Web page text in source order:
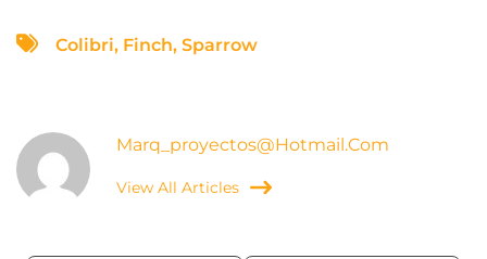
Colibri, Finch, Sparrow
Marq_proyectos@hotmail.com
View All Articles